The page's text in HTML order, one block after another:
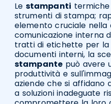
Le stampanti
strumenti di stampa;
elemento cruciale
comunicazione interna
tratti di etichette per la
documenti interni, la
stampantepuò avere
produttività e
aziende che si affidano
a soluzioni inadeguate